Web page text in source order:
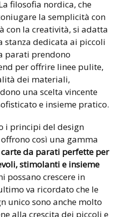
filosofia nordica, che
la semplicità con
con la creatività, si adatta
stanza dedicata ai piccoli
parati prendono
per offrire linee pulite,
dei materiali,
una scelta vincente
e insieme pratico.
i principi del design
offrono così una gamma
da parati perfette per
stimolanti e insieme
possano crescere in
va ricordato che le
unico sono anche molto
alla crescita dei piccoli e